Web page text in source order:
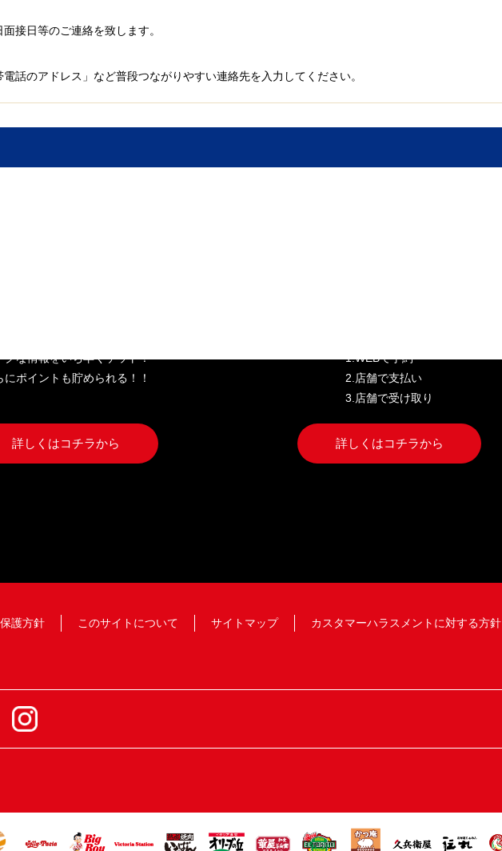
接日等のご連絡を致します。
話のアドレス」など普段つながりやすい連絡先を入力してください。
クな情報をいち早くゲット！
にポイントも貯められる！！
詳しくはコチラから
1.WEBで予約
2.店舗で支払い
3.店舗で受け取り
詳しくはコチラから
護方針 このサイトについて サイトマップ カスタマーハラスメントに対する方針